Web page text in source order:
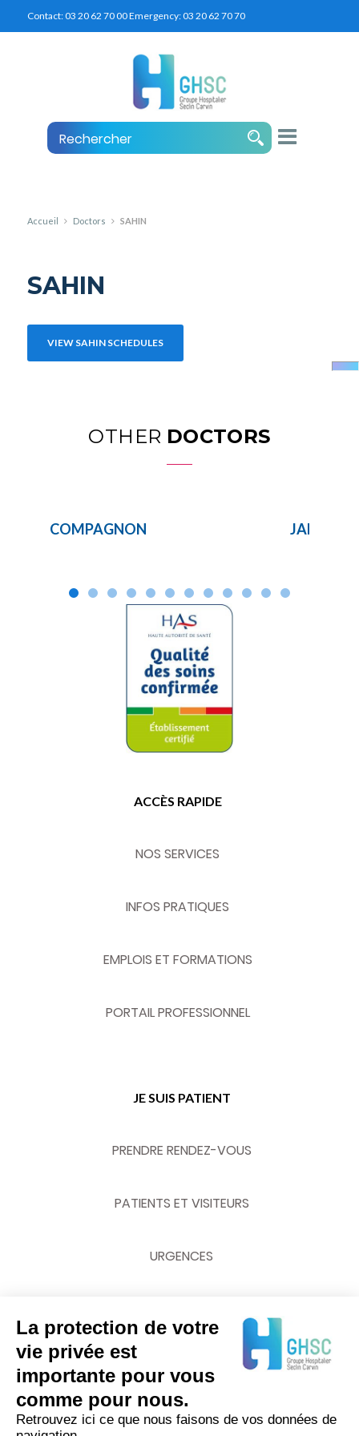
Contact:03 20 62 70 00Emergency:03 20 62 70 70
Accueil Doctors SAHIN
SAHIN
VIEW SAHIN SCHEDULES
OTHER DOCTORS
COMPAGNON JARDIN
ACCÈS RAPIDE
NOS SERVICES
INFOS PRATIQUES
EMPLOIS ET FORMATIONS
PORTAIL PROFESSIONNEL
JE SUIS PATIENT
PRENDRE RENDEZ-VOUS
PATIENTS ET VISITEURS
URGENCES
03 20 62 70 00
La protection de votre
vie privée est
importante pour vous
comme pour nous.
Retrouvez ici ce que nous faisons de vos données de